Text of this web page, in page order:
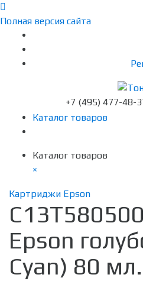
Полная версия сайта
+7 (495) 477-48-
Каталог товаров
Каталог товаров
×
Картриджи Epson
Epson
Cyan) 80 мл.